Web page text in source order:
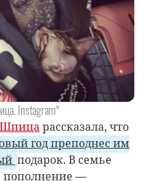
Instagram*
Шпицарассказала, что
год преподнес им
подарок. В семье
пополнение —